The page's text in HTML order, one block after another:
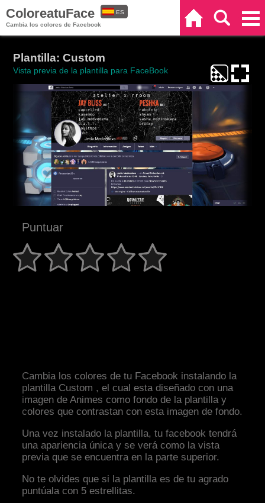
ColoreatuFace
Cambia los colores de Facebook
ES
Plantilla: Custom
Vista previa de la plantilla para FaceBook
Puntuar
Cambia los colores de tu Facebook instalando la
plantilla Custom , el cual esta diseñado con una
imagen de Animes como fondo de la plantilla y
colores que contrastan con esta imagen de fondo.
Una vez instalado la plantilla, tu facebook tendrá
una apariencia única y se verá como la vista
previa que se encuentra en la parte superior.
No te olvides que si la plantilla es de tu agrado
puntúala con 5 estrellitas.